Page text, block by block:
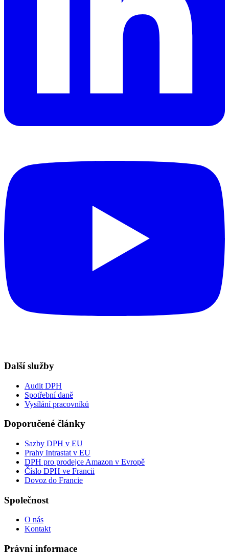
Další služby
Audit DPH
Spotřební daně
Vysílání pracovníků
Doporučené články
Sazby DPH v EU
Prahy Intrastat v EU
DPH pro prodejce Amazon v Evropě
Číslo DPH ve Francii
Dovoz do Francie
Společnost
O nás
Kontakt
Právní informace